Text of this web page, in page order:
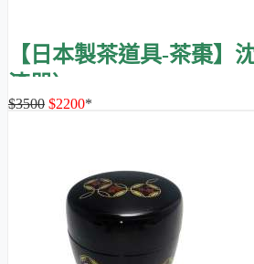
也來自樹木，但現今更常見的是人造
這種茶棗就便宜許多，一般在千元台
也許有些人覺得這樣的價格還是不低
，則不是抹茶專用，它比茶
主，通常是用來放茶葉，但放抹茶粉
抹茶篩罐。
【日本製茶道具-茶棗】
漆器）
$3500 $2200*